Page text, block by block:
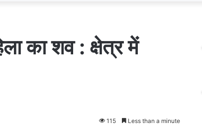
का शव : क्षेत्र में
115 Less than a minute